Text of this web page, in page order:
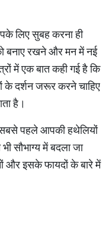
लिए सुबह करना ही
बनाए रखने और मन में नई
में एक बात कही गई है कि
दर्शन जरूर करने चाहिए
है।
पहले आपकी हथेलियों
सौभाग्य में बदला जा
और इसके फायदों के बारे में